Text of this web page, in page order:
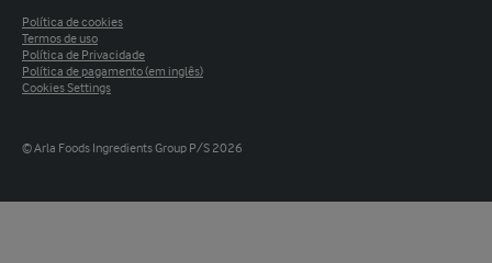
Política de cookies
Termos de uso
Política de Privacidade
Política de pagamento (em inglês)
Cookies Settings
© Arla Foods Ingredients Group P/S 2026